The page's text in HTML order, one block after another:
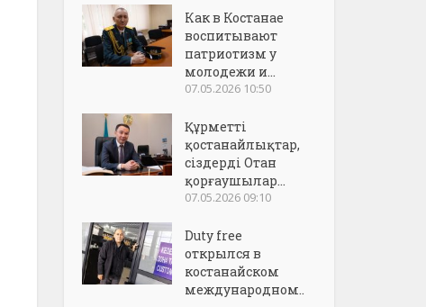
Как в Костанае
воспитывают
патриотизм у
молодежи и...
07.05.2026 10:50
Құрметті
қостанайлықтар,
сіздерді Отан
қорғаушылар...
07.05.2026 09:10
Duty free
открылся в
костанайском
международном..